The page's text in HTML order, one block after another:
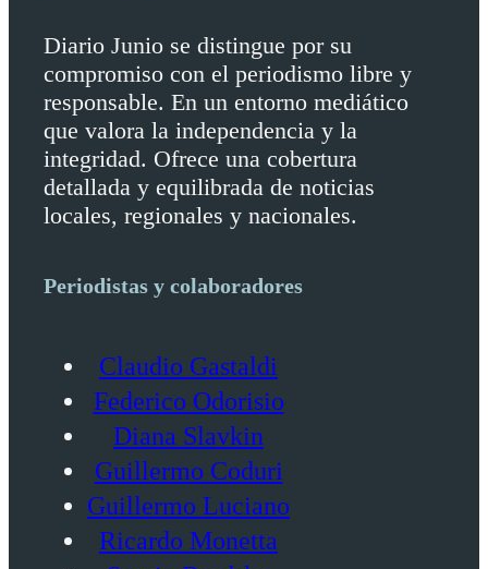
Diario Junio se distingue por su
compromiso con el periodismo libre y
responsable. En un entorno mediático
que valora la independencia y la
integridad. Ofrece una cobertura
detallada y equilibrada de noticias
locales, regionales y nacionales.
Periodistas y colaboradores
Claudio Gastaldi
Federico Odorisio
Diana Slavkin
Guillermo Coduri
Guillermo Luciano
Ricardo Monetta